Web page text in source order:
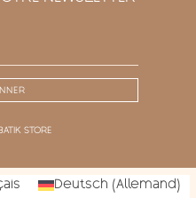
STORE
Deutsch (Allemand)